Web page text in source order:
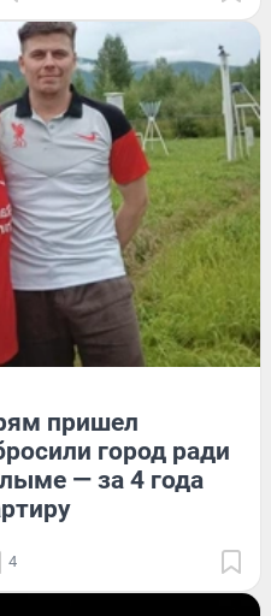
пришел
город ради
— за 4 года
4